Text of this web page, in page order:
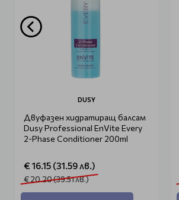
DUSY
Двуфазен хидратиращ балсам
Dusy Professional EnVite Every
2-Phase Conditioner 200ml
€ 16.15 (31.59 лв.)
€ 20.20 (39.51 лв.)